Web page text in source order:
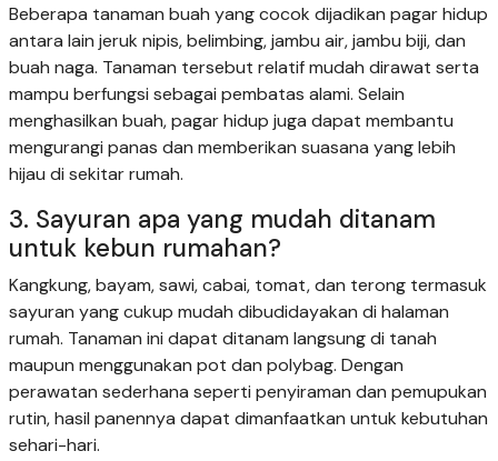
Beberapa tanaman buah yang cocok dijadikan pagar hidup
antara lain jeruk nipis, belimbing, jambu air, jambu biji, dan
buah naga. Tanaman tersebut relatif mudah dirawat serta
mampu berfungsi sebagai pembatas alami. Selain
menghasilkan buah, pagar hidup juga dapat membantu
mengurangi panas dan memberikan suasana yang lebih
hijau di sekitar rumah.
3. Sayuran apa yang mudah ditanam
untuk kebun rumahan?
Kangkung, bayam, sawi, cabai, tomat, dan terong termasuk
sayuran yang cukup mudah dibudidayakan di halaman
rumah. Tanaman ini dapat ditanam langsung di tanah
maupun menggunakan pot dan polybag. Dengan
perawatan sederhana seperti penyiraman dan pemupukan
rutin, hasil panennya dapat dimanfaatkan untuk kebutuhan
sehari-hari.